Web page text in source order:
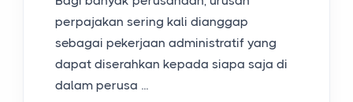
perpajakan sering kali dianggap
sebagai pekerjaan administratif yang
dapat diserahkan kepada siapa saja di
dalam perusa ...